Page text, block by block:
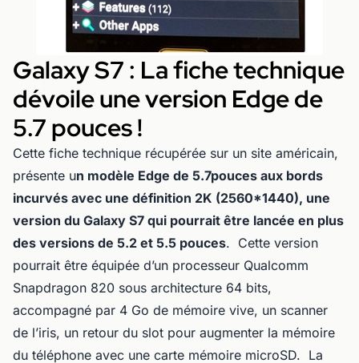
Galaxy S7 : La fiche technique
dévoile une version Edge de
5.7 pouces !
Cette fiche technique récupérée sur un site américain,
présente un modèle Edge de 5.7pouces aux bords
incurvés avec une définition 2K (2560*1440), une
version du Galaxy S7 qui pourrait être lancée en plus
des versions de 5.2 et 5.5 pouces. Cette version
pourrait être équipée d’un processeur Qualcomm
Snapdragon 820 sous architecture 64 bits,
accompagné par 4 Go de mémoire vive, un scanner
de l’iris, un retour du slot pour augmenter la mémoire
du téléphone avec une carte mémoire microSD. La